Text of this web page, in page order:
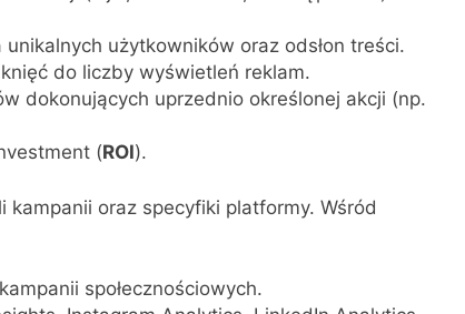
użytkowników oraz odsłon treści.
do liczby wyświetleń reklam.
dokonujących uprzednio określonej akcji (np.
(ROI).
oraz specyfiki platformy. Wśród
społecznościowych.